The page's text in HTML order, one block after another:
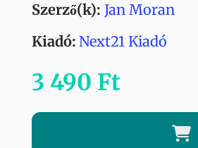
Szerző(k): Jan Moran
Kiadó: Next21 Kiadó
3 490 Ft